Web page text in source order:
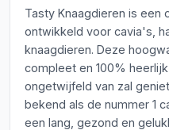
Tasty Knaagdieren is een
ontwikkeld voor cavia's,
knaagdieren. Deze
compleet en 100%
ongetwijfeld van zal
bekend als de nummer 1
een lang, gezond en